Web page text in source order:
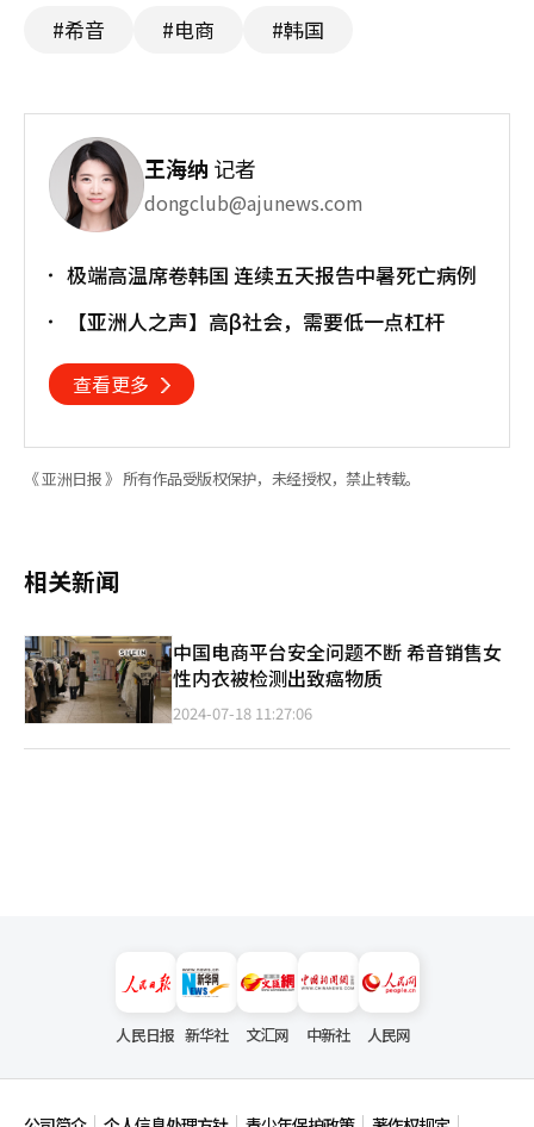
#希音 #电商 #韩国
王海纳 记者
dongclub@ajunews.com
极端高温席卷韩国 连续五天报告中暑死亡病例
【亚洲人之声】高β社会，需要低一点杠杆
查看更多
《 亚洲日报 》 所有作品受版权保护，未经授权，禁止转载。
相关新闻
中国电商平台安全问题不断 希音销售女
性内衣被检测出致癌物质
2024-07-18 11:27:06
人民日报 新华社 文汇网 中新社 人民网